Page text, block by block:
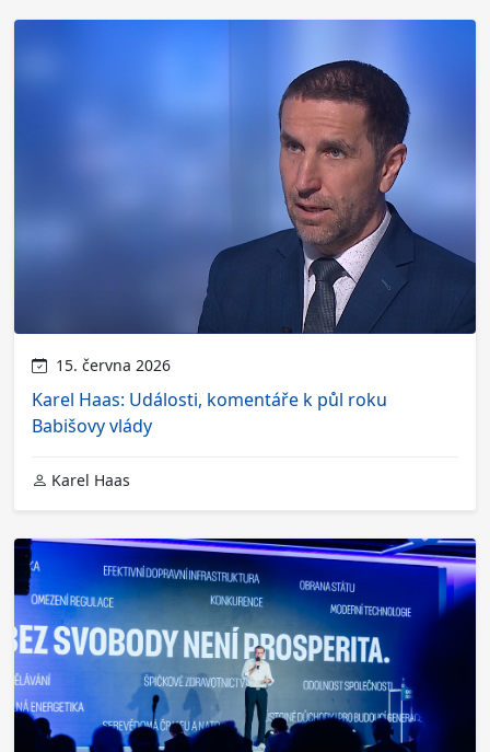
15. června 2026
Karel Haas: Události, komentáře k půl roku
Babišovy vlády
Karel Haas